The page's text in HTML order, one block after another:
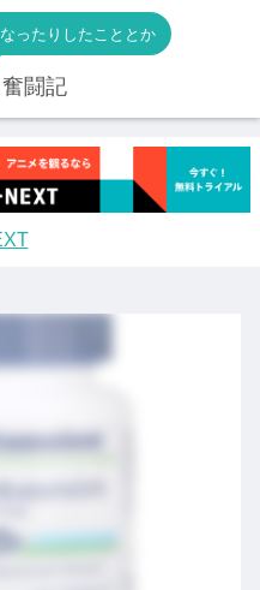
ったりしたこととか
闘記